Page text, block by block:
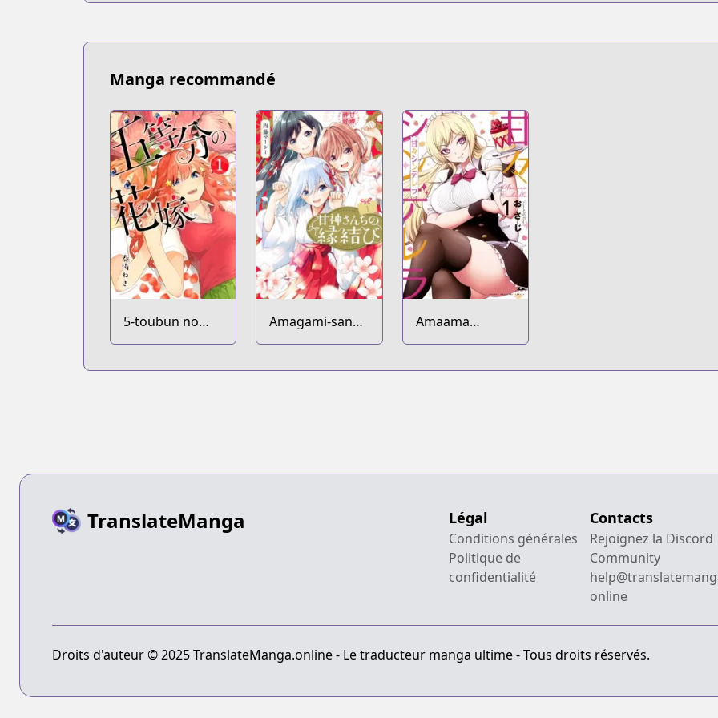
Manga recommandé
5-toubun no
Hanayome
Amagami-san
Chi no
Amaama
Cinderella
TranslateManga Légal
Conditions générales
Politique de
confidentialité
Contacts
Rejoignez la Discord
Community
online
Droits d'auteur © 2025 TranslateManga.online - Le traducteur manga ultime - Tous droits réservés.